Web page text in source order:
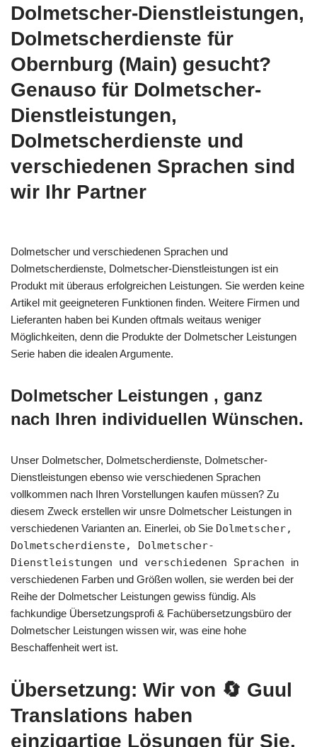
Dolmetscher-Dienstleistungen,
Dolmetscherdienste für
Obernburg (Main) gesucht?
Genauso für Dolmetscher-
Dienstleistungen,
Dolmetscherdienste und
verschiedenen Sprachen sind
wir Ihr Partner
Dolmetscher und verschiedenen Sprachen und
Dolmetscherdienste, Dolmetscher-Dienstleistungen ist ein
Produkt mit überaus erfolgreichen Leistungen. Sie werden keine
Artikel mit geeigneteren Funktionen finden. Weitere Firmen und
Lieferanten haben bei Kunden oftmals weitaus weniger
Möglichkeiten, denn die Produkte der Dolmetscher Leistungen
Serie haben die idealen Argumente.
Dolmetscher Leistungen , ganz
nach Ihren individuellen Wünschen.
Unser Dolmetscher, Dolmetscherdienste, Dolmetscher-
Dienstleistungen ebenso wie verschiedenen Sprachen
vollkommen nach Ihren Vorstellungen kaufen müssen? Zu
diesem Zweck erstellen wir unsre Dolmetscher Leistungen in
verschiedenen Varianten an. Einerlei, ob Sie Dolmetscher,
Dolmetscherdienste, Dolmetscher-
Dienstleistungen und verschiedenen Sprachen in
verschiedenen Farben und Größen wollen, sie werden bei der
Reihe der Dolmetscher Leistungen gewiss fündig. Als
fachkundige Übersetzungsprofi & Fachübersetzungsbüro der
Dolmetscher Leistungen wissen wir, was eine hohe
Beschaffenheit wert ist.
Übersetzung: Wir von 🔄 Guul
Translations haben
einzigartige Lösungen für Sie.